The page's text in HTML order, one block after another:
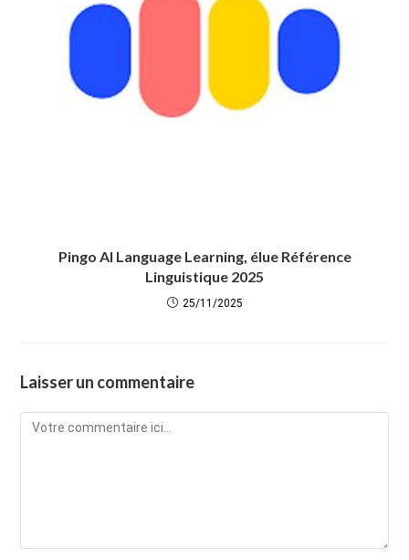
Pingo AI Language Learning, élue Référence
Linguistique 2025
25/11/2025
Laisser un commentaire
Comment